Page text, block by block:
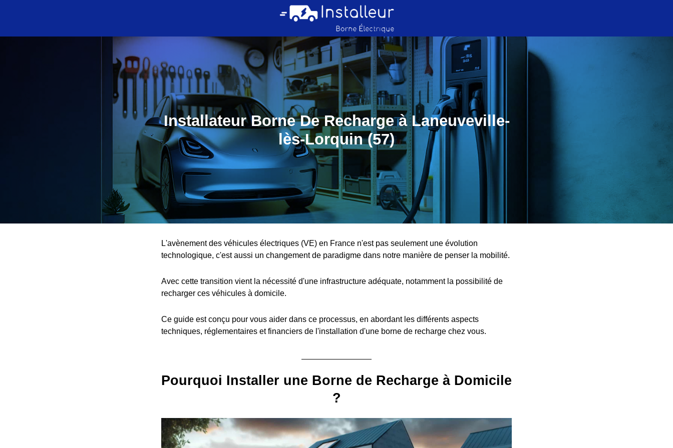
Installateur Borne De Recharge à Laneuveville-
lès-Lorquin (57)
L'avènement des véhicules électriques (VE) en France n'est pas seulement une évolution
technologique, c'est aussi un changement de paradigme dans notre manière de penser la mobilité.
Avec cette transition vient la nécessité d'une infrastructure adéquate, notamment la possibilité de
recharger ces véhicules à domicile.
Ce guide est conçu pour vous aider dans ce processus, en abordant les différents aspects
techniques, réglementaires et financiers de l'installation d'une borne de recharge chez vous.
Pourquoi Installer une Borne de Recharge à Domicile
?